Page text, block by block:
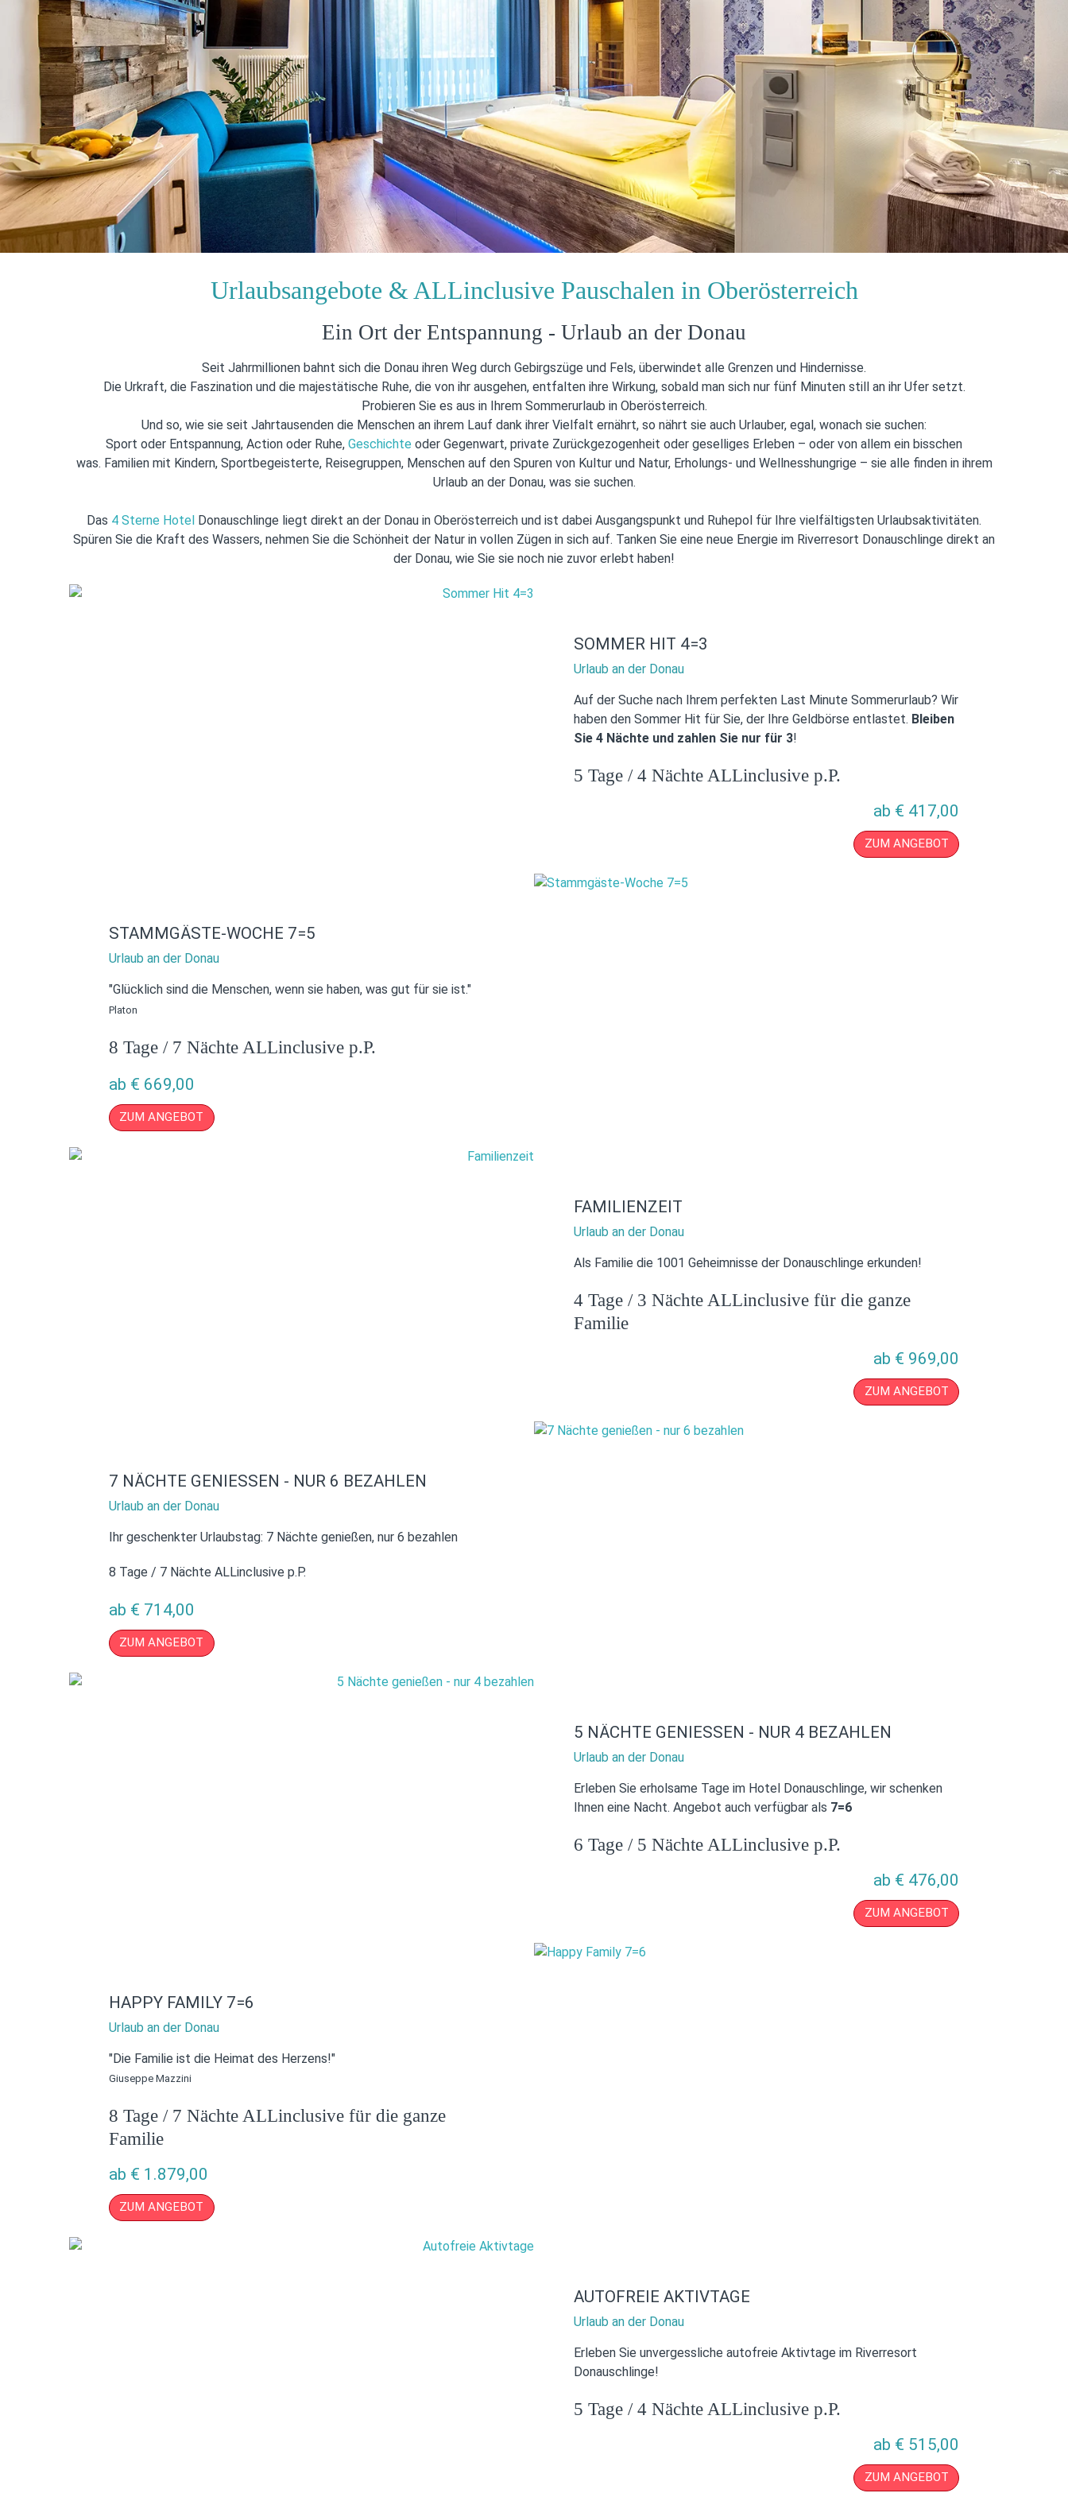
Urlaubsangebote & ALLinclusive Pauschalen in Oberösterreich
Ein Ort der Entspannung - Urlaub an der Donau
Seit Jahrmillionen bahnt sich die Donau ihren Weg durch Gebirgszüge und Fels, überwindet alle Grenzen und Hindernisse.
Die Urkraft, die Faszination und die majestätische Ruhe, die von ihr ausgehen, entfalten ihre Wirkung, sobald man sich nur fünf Minuten still an ihr Ufer setzt.
Probieren Sie es aus in Ihrem Sommerurlaub in Oberösterreich.
Und so, wie sie seit Jahrtausenden die Menschen an ihrem Lauf dank ihrer Vielfalt ernährt, so nährt sie auch Urlauber, egal, wonach sie suchen:
Sport oder Entspannung, Action oder Ruhe, Geschichte oder Gegenwart, private Zurückgezogenheit oder geselliges Erleben – oder von allem ein bisschen
was. Familien mit Kindern, Sportbegeisterte, Reisegruppen, Menschen auf den Spuren von Kultur und Natur, Erholungs- und Wellnesshungrige – sie alle finden in ihrem
Urlaub an der Donau, was sie suchen.
Das 4 Sterne Hotel Donauschlinge liegt direkt an der Donau in Oberösterreich und ist dabei Ausgangspunkt und Ruhepol für Ihre vielfältigsten Urlaubsaktivitäten.
Spüren Sie die Kraft des Wassers, nehmen Sie die Schönheit der Natur in vollen Zügen in sich auf. Tanken Sie eine neue Energie im Riverresort Donauschlinge direkt an
der Donau, wie Sie sie noch nie zuvor erlebt haben!
SOMMER HIT 4=3
Urlaub an der Donau
Auf der Suche nach Ihrem perfekten Last Minute Sommerurlaub? Wir
haben den Sommer Hit für Sie, der Ihre Geldbörse entlastet. Bleiben
Sie 4 Nächte und zahlen Sie nur für 3!
5 Tage / 4 Nächte ALLinclusive p.P.
ab € 417,00
ZUM ANGEBOT
STAMMGÄSTE-WOCHE 7=5
Urlaub an der Donau
"Glücklich sind die Menschen, wenn sie haben, was gut für sie ist."
Platon
8 Tage / 7 Nächte ALLinclusive p.P.
ab € 669,00
ZUM ANGEBOT
FAMILIENZEIT
Urlaub an der Donau
Als Familie die 1001 Geheimnisse der Donauschlinge erkunden!
4 Tage / 3 Nächte ALLinclusive für die ganze
Familie
ab € 969,00
ZUM ANGEBOT
7 NÄCHTE GENIESSEN - NUR 6 BEZAHLEN
Urlaub an der Donau
Ihr geschenkter Urlaubstag: 7 Nächte genießen, nur 6 bezahlen
8 Tage / 7 Nächte ALLinclusive p.P.
ab € 714,00
ZUM ANGEBOT
5 NÄCHTE GENIESSEN - NUR 4 BEZAHLEN
Urlaub an der Donau
Erleben Sie erholsame Tage im Hotel Donauschlinge, wir schenken
Ihnen eine Nacht. Angebot auch verfügbar als 7=6
6 Tage / 5 Nächte ALLinclusive p.P.
ab € 476,00
ZUM ANGEBOT
HAPPY FAMILY 7=6
Urlaub an der Donau
"Die Familie ist die Heimat des Herzens!"
Giuseppe Mazzini
8 Tage / 7 Nächte ALLinclusive für die ganze
Familie
ab € 1.879,00
ZUM ANGEBOT
AUTOFREIE AKTIVTAGE
Urlaub an der Donau
Erleben Sie unvergessliche autofreie Aktivtage im Riverresort
Donauschlinge!
5 Tage / 4 Nächte ALLinclusive p.P.
ab € 515,00
ZUM ANGEBOT